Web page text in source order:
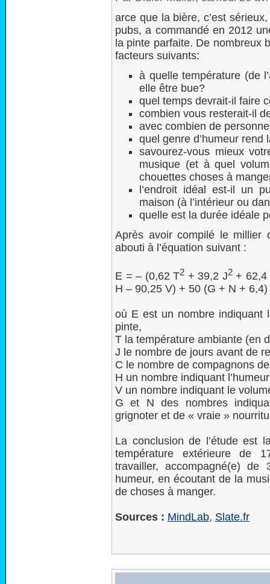
arce que la bière, c’est
pubs, a commandé en 2012
la pinte parfaite. De nombreux
facteurs suivants:
à quelle température (de
elle être bue?
quel temps devrait-il faire
combien vous resterait-il
avec combien de
quel genre d’humeur rend
savourez-vous mieux
musique (et à quel
chouettes choses à
l’endroit idéal est-il un
maison (à l’intérieur ou
quelle est la durée idéale
Après avoir compilé le millier
abouti à l’équation suivant :
E = – (0,62 T2 + 39,2 J2+ 62,4
H – 90,25 V) + 50 (G + N + 6,4)
où E est un nombre indiquant
pinte,
T la température ambiante (en
J le nombre de jours avant de
C le nombre de compagnons
H un nombre indiquant
V un nombre indiquant le
G et N des nombres
grignoter et de « vraie »
La conclusion de l’étude est
température extérieure de
travailler, accompagné(e)
humeur, en écoutant de la
de choses à manger.
Sources : MindLab, Slate.fr